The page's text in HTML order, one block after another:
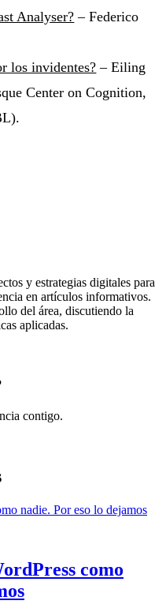
Analyser? – Federico
los invidentes? – Eiling
Center on Cognition,
y estrategias digitales para
en artículos informativos.
del área, discutiendo la
aplicadas.
contigo.
como